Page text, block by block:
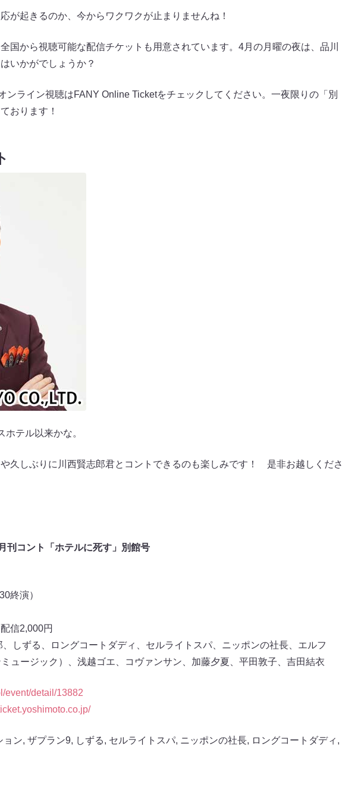
が起きるのか、今からワクワクが止まりませんね！
国から視聴可能な配信チケットも用意されています。4月の月曜の夜は、品川
いかがでしょうか？
ンライン視聴はFANY Online Ticketをチェックしてください。一夜限りの「別
おります！
テル以来かな。
久しぶりに川西賢志郎君とコントできるのも楽しみです！ 是非お越しくださ
刊コント「ホテルに死す」別館号
終演）
信2,000円
しずる、ロングコートダディ、セルライトスパ、ニッポンの社長、エルフ
ュージック）、浅越ゴエ、コヴァンサン、加藤夕夏、平田敦子、吉田結衣
event/detail/13882
ョン, ザプラン9, しずる, セルライトスパ, ニッポンの社長, ロングコートダディ ,